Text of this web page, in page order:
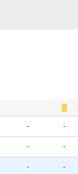
- -
- -
- -